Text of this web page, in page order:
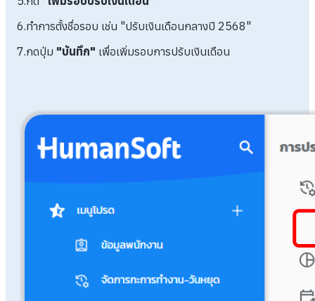
6.ทำการตั้งชื่อรอบ เช่น "ปรับเงินเดือนกลางปี 2568"
7.กดปุ่ม "บันทึก" เพื่อเพิ่มรอบการปรับเงินเดือน